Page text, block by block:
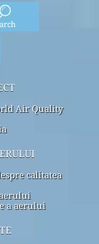
Air Quality
calitatea
a aerului